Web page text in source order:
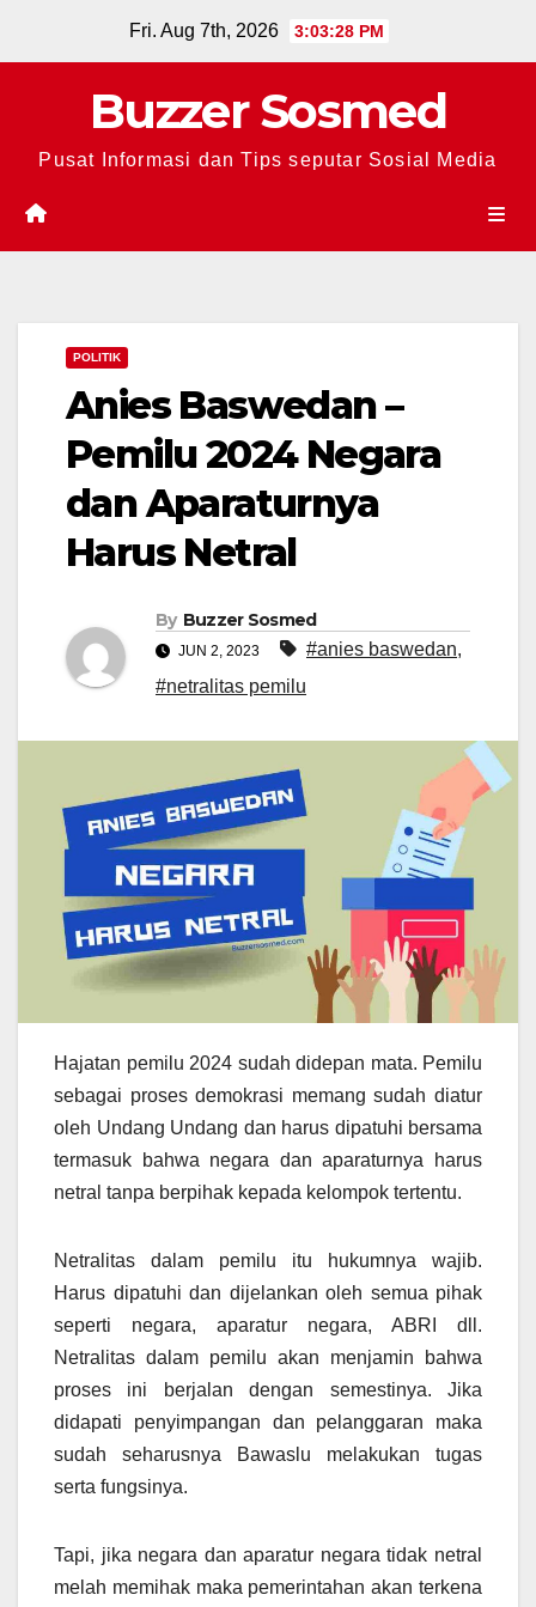
Fri. Aug 7th, 2026 3:03:28 PM
Buzzer Sosmed
Pusat Informasi dan Tips seputar Sosial Media
POLITIK
Anies Baswedan –
Pemilu 2024 Negara
dan Aparaturnya
Harus Netral
By Buzzer Sosmed
JUN 2, 2023 #anies baswedan,
#netralitas pemilu
Hajatan pemilu 2024 sudah didepan mata. Pemilu
sebagai proses demokrasi memang sudah diatur
oleh Undang Undang dan harus dipatuhi bersama
termasuk bahwa negara dan aparaturnya harus
netral tanpa berpihak kepada kelompok tertentu.
Netralitas dalam pemilu itu hukumnya wajib.
Harus dipatuhi dan dijelankan oleh semua pihak
seperti negara, aparatur negara, ABRI dll.
Netralitas dalam pemilu akan menjamin bahwa
proses ini berjalan dengan semestinya. Jika
didapati penyimpangan dan pelanggaran maka
sudah seharusnya Bawaslu melakukan tugas
serta fungsinya.
Tapi, jika negara dan aparatur negara tidak netral
melah memihak maka pemerintahan akan terkena